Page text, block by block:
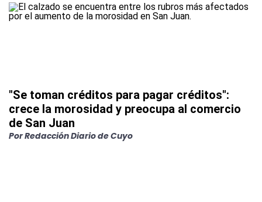
"Se toman créditos para pagar créditos":
crece la morosidad y preocupa al comercio
de San Juan
PorRedacción Diario de Cuyo